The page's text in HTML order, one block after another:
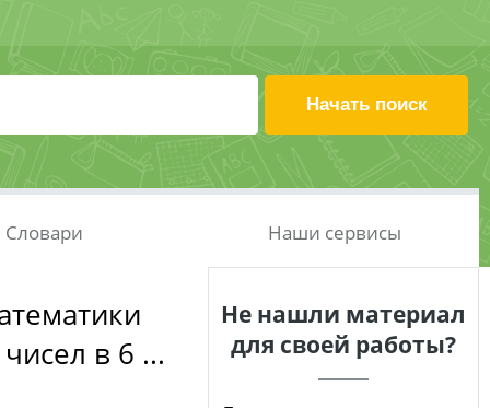
Словари Наши сервисы
в 6 ...
Не нашли материал
для своей работы?